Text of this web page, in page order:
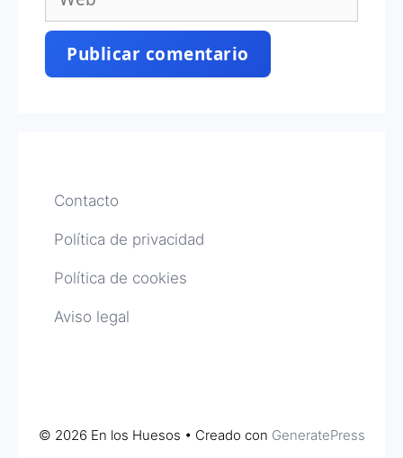
Contacto
Política de privacidad
Política de cookies
Aviso legal
© 2026 En los Huesos • Creado con GeneratePress